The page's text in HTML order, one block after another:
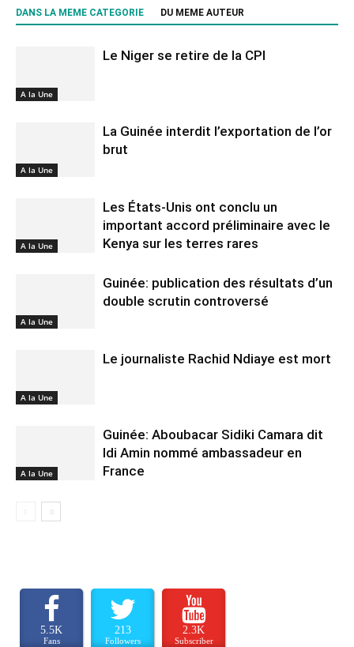
DANS LA MEME CATEGORIE DU MEME AUTEUR
A la Une
Le Niger se retire de la CPI
A la Une
La Guinée interdit l’exportation de l’or
brut
A la Une
Les États-Unis ont conclu un
important accord préliminaire avec le
Kenya sur les terres rares
A la Une
Guinée: publication des résultats d’un
double scrutin controversé
A la Une
Le journaliste Rachid Ndiaye est mort
A la Une
Guinée: Aboubacar Sidiki Camara dit
Idi Amin nommé ambassadeur en
France
5.5K
Fans
213
Followers
2.3K
Subscriber